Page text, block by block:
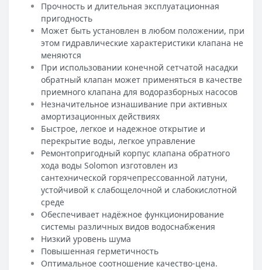
Прочность и длительная эксплуатационная
пригодность
Может быть установлен в любом положении, при
этом гидравлические характеристики клапана не
меняются
При использовании конечной сетчатой насадки
обратный клапан может применяться в качестве
приемного клапана для водоразборных насосов
Незначительное изнашивание при активных
амортизационных действиях
Быстрое, легкое и надежное открытие и
перекрытие воды, легкое управление
Ремонтопригодный корпус клапана обратного
хода воды Solomon изготовлен из
сантехнической горячепрессованной латуни,
устойчивой к слабощелочной и слабокислотной
среде
Обеспечивает надёжное функционирование
системы различных видов водоснабжения
Низкий уровень шума
Повышенная герметичность
Оптимальное соотношение качество-цена.